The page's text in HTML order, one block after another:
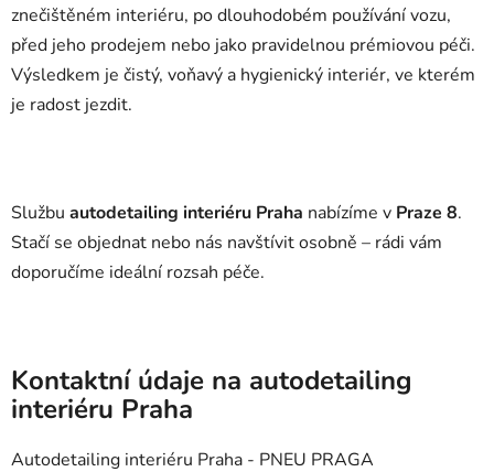
znečištěném interiéru, po dlouhodobém používání vozu,
před jeho prodejem nebo jako pravidelnou prémiovou péči.
Výsledkem je čistý, voňavý a hygienický interiér, ve kterém
je radost jezdit.
Službu autodetailing interiéru Praha nabízíme v Praze 8.
Stačí se objednat nebo nás navštívit osobně – rádi vám
doporučíme ideální rozsah péče.
Kontaktní údaje na autodetailing
interiéru Praha
Autodetailing interiéru Praha - PNEU PRAGA